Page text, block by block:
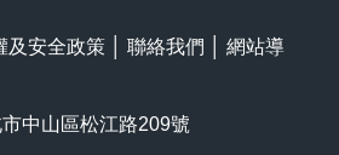
及安全政策 聯絡我們
網站導
中山區松江路209號